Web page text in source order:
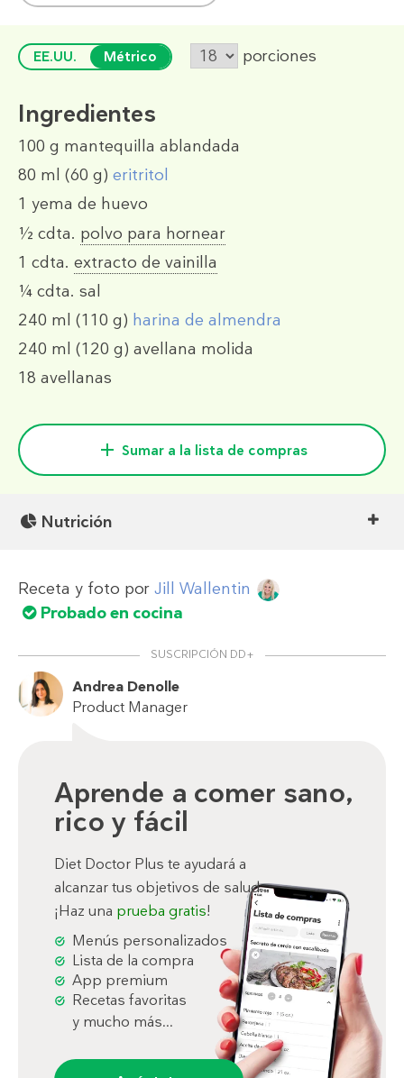
EE.UU. Métrico porciones
Ingredientes
100 g mantequilla ablandada
80 ml (60 g) eritritol
1 yema de huevo
½ cdta. polvo para hornear
1 cdta. extracto de vainilla
¼ cdta. sal
240 ml (110 g) harina de almendra
240 ml (120 g) avellana molida
18 avellanas
Sumar a la lista de compras
Nutrición
Receta y foto por Jill Wallentin
Probado en cocina
SUSCRIPCIÓN DD+
Andrea Denolle
Product Manager
Aprende a comer sano,
rico y fácil
Diet Doctor Plus te ayudará a
alcanzar tus objetivos de salud.
¡Haz una prueba gratis!
Menús personalizados
Lista de la compra
App premium
Recetas favoritas
y mucho más...